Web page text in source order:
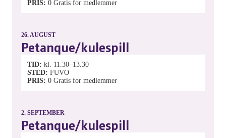
PRIS 0 Gratis for medlemmer
26.AUGUST
Petanque/kulespill
TID kl. 11.30–13.30
STED FUVO
PRIS 0 Gratis for medlemmer
2. SEPTEMBER
Petanque/kulespill